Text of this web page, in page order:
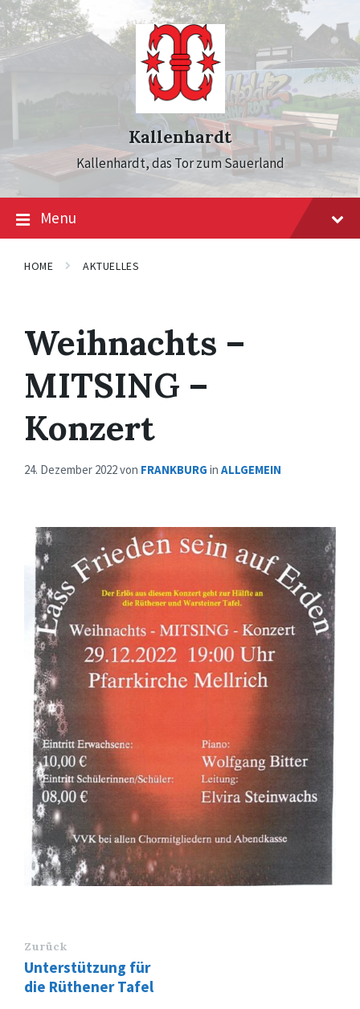
Skip
to
content
Skip
to
main
navigation
Skip
to
footer
Kallenhardt
Kallenhardt, das Tor zum Sauerland
Menu
HOME AKTUELLES
Weihnachts –
MITSING –
Konzert
24. Dezember 2022von FRANKBURG in ALLGEMEIN
Zurück
Unterstützung für
die Rüthener Tafel